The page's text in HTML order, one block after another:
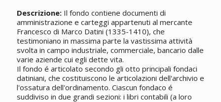
Descrizione:Il fondo contiene documenti di
amministrazione e carteggi appartenuti al mercante
Francesco di Marco Datini (1335-1410), che
testimoniano in massima parte la vastissima attività
svolta in campo industriale, commerciale, bancario dalle
varie aziende cui egli dette vita.
Il fondo é articolato secondo gli otto principali fondaci
datiniani, che costituiscono le articolazioni dell'archivio e
l'ossatura dell'ordinamento. Ciascun fondaco é
suddiviso in due grandi sezioni: i libri contabili (a loro